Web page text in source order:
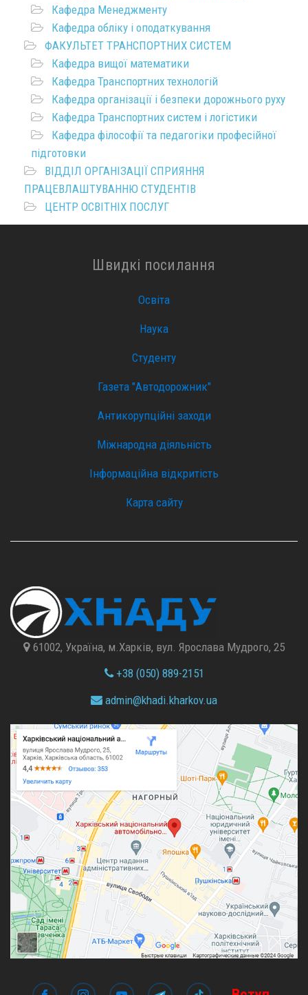
Кафедра Менеджменту
Кафедра обліку і оподаткування
ФАКУЛЬТЕТ ТРАНСПОРТНИХ СИСТЕМ
Кафедра вищої математики
Кафедра Транспортних технологій
Кафедра організації і безпеки дорожнього руху
Кафедра Транспортних систем і логістики
Кафедра філософії та педагогіки професійної
підготовки
ВІДДІЛ ОРГАНІЗАЦІЇ СПРИЯННЯ
ПРАЦЕВЛАШТУВАННЮ СТУДЕНТІВ
ЦЕНТР ОСВІТНІХ ПОСЛУГ
Швидкі посилання
Освіта
Наука
Студенту
Газета "Автодорожник"
Антикорупційні заходи
Міжнародна діяльність
Інформаційна відкритість
Карта сайту
61002, Україна, м.Харків, вул. Ярослава Мудрого, 25
+38 (050) 889-2151
admin@khadi.kharkov.ua